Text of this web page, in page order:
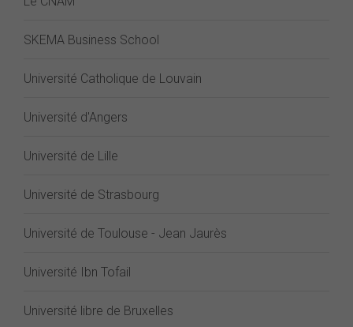
SKEMA Business School
Université Catholique de Louvain
Université d'Angers
Université de Lille
Université de Strasbourg
Université de Toulouse - Jean Jaurès
Université Ibn Tofail
Université libre de Bruxelles